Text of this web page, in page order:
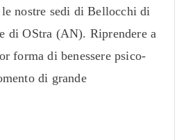
nostre sedi di Bellocchi di
di OStra (AN). Riprendere a
forma di benessere psico-
di grande